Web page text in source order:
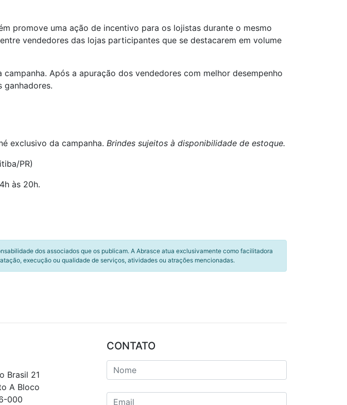
promove uma ação de incentivo para os lojistas durante o mesmo
vendedores das lojas participantes que se destacarem em volume
Após a apuração dos vendedores com melhor desempenho
exclusivo da campanha. Brindes sujeitos à disponibilidade de estoque.
PR)
às 20h.
dos associados que os publicam. A Abrasce atua exclusivamente como facilitadora
execução ou qualidade de serviços, atividades ou atrações mencionadas.
Brasil 21
A Bloco
000
CONTATO